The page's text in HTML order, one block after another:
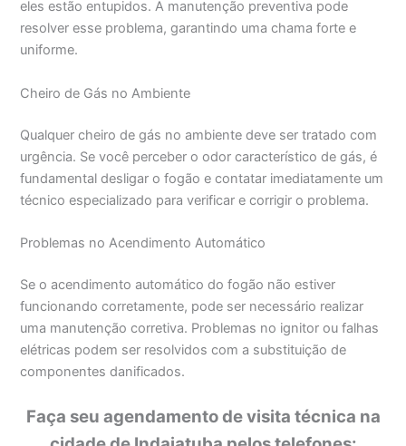
eles estão entupidos. A manutenção preventiva pode
resolver esse problema, garantindo uma chama forte e
uniforme.
Cheiro de Gás no Ambiente
Qualquer cheiro de gás no ambiente deve ser tratado com
urgência. Se você perceber o odor característico de gás, é
fundamental desligar o fogão e contatar imediatamente um
técnico especializado para verificar e corrigir o problema.
Problemas no Acendimento Automático
Se o acendimento automático do fogão não estiver
funcionando corretamente, pode ser necessário realizar
uma manutenção corretiva. Problemas no ignitor ou falhas
elétricas podem ser resolvidos com a substituição de
componentes danificados.
Faça seu agendamento de visita técnica na